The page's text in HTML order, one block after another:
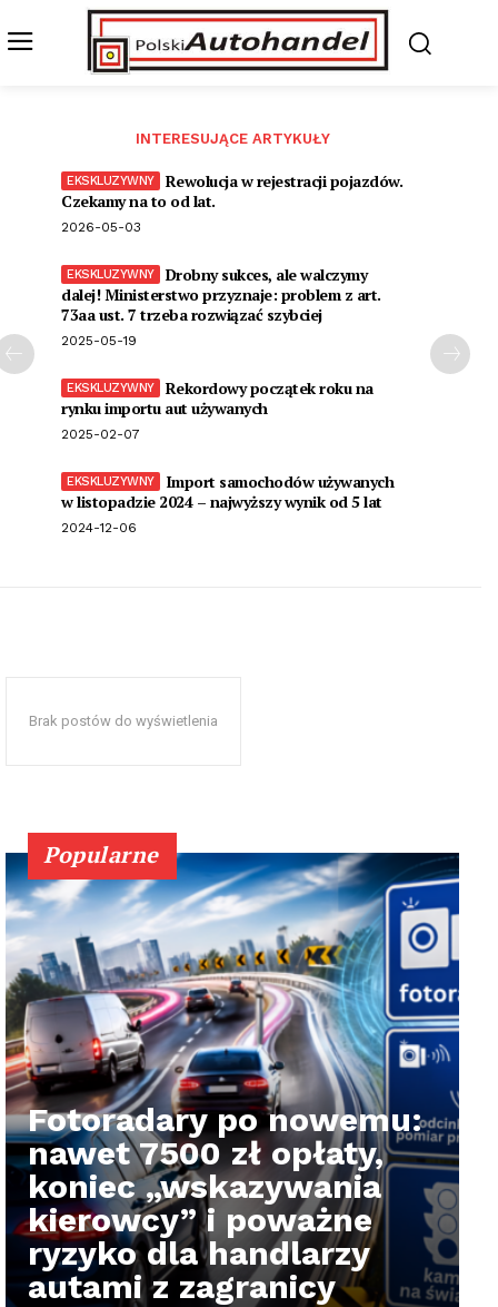
INTERESUJĄCE ARTYKUŁY
Rewolucja w rejestracji pojazdów.
Czekamy na to od lat.
2026-05-03
Drobny sukces, ale walczymy
dalej! Ministerstwo przyznaje: problem z art.
73aa ust. 7 trzeba rozwiązać szybciej
2025-05-19
Rekordowy początek roku na
rynku importu aut używanych
2025-02-07
Import samochodów używanych
w listopadzie 2024 – najwyższy wynik od 5 lat
2024-12-06
Brak postów do wyświetlenia
Popularne
Fotoradary po nowemu:
nawet 7500 zł opłaty,
koniec „wskazywania
kierowcy” i poważne
ryzyko dla handlarzy
autami z zagranicy